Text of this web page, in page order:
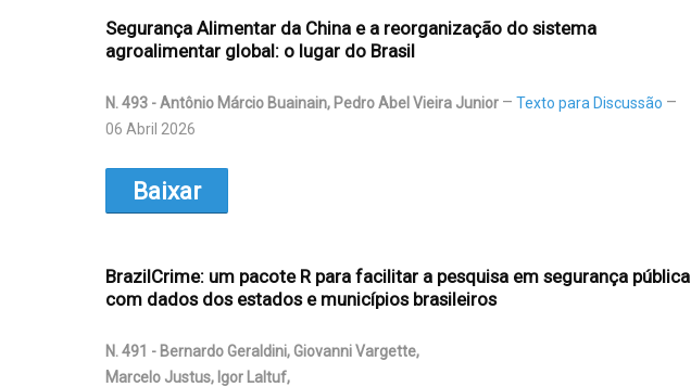
Segurança Alimentar da China e a reorganização do sistema
agroalimentar global: o lugar do Brasil
N. 493 - Antônio Márcio Buainain, Pedro Abel Vieira Junior
Texto para Discussão
06 Abril 2026
Baixar
BrazilCrime: um pacote R para facilitar a pesquisa em segurança pública
com dados dos estados e municípios brasileiros
N. 491 - Bernardo Geraldini, Giovanni Vargette,
Marcelo Justus, Igor Laltuf,